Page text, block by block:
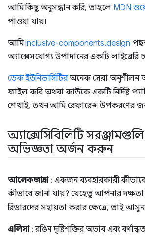
আমি কিছু অনুসন্ধান করি, তাহলে MDN
পাওয়া যায়।
আমি inclusive-components.design
অ্যাক্সেসযোগ্য উপাদানের একটি লাইব্রেরি
ডেক ইউনিভার্সিটিরঅনেক সেরা অনুশীলন
ফাইল করি অথবা কাউকে একটি নির্দিষ্ট
শেখাই, তখন আমি রেফারেন্স উপকরণের
অ্যাক্সেসিবিলিটি
অভিজ্ঞতা অর্জন করুন
আলেকজান্দ্রা: একজন ব্যবহারকারী কীভাবে
কীভাবে জানা যায়? যেহেতু আপনার দক্ষতা
রিডারদের সহায়তা করার ক্ষেত্রে, তাই
এলিসা: রঙিন দৃষ্টিশক্তির অভাব এবং